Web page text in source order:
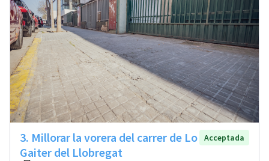
3. Millorar la vorera del carrer de Lo
Gaiter del Llobregat
Acceptada